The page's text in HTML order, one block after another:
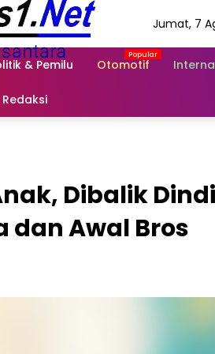
Jumat, 7
& Pemilu Otomotif
Redaksi
Dibalik
dan Awal Bros